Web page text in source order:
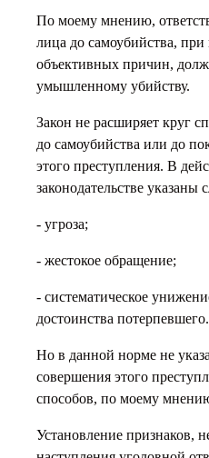
По моему мнению,
лица до самоубийства,
объективных причин,
умышленному убийству.
Закон не расширяет круг
до самоубийства или до
этого преступления. В
законодательстве
- угроза;
- жестокое обращение;
- систематическое
достоинства потерпевшего.
Но в данной норме не
совершения этого
способов, по моему
Установление признаков,